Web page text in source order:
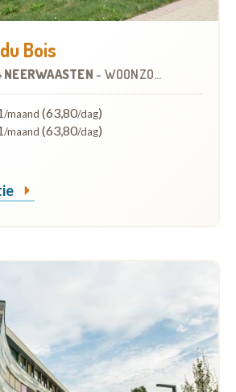
Bois
- WOONZORGCENTRUM (WZC)
/maand (63,80/dag)
/maand (63,80/dag)